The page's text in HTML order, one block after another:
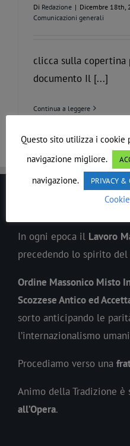
Di Redazione | Dicembre 18th,
Comunicazioni generali
clicca sulla
documento Il [...]
Continua a leggere
In ogni epoca il Lavoro
precedendo lo spirito del
Ordine Massonico Misto
Scozzese Antico ed
sorto anticipando le
l’internazionalismo
Procediamo verso una
Animo della Tradizione è
all’Opera.
Questo sito utilizza i cookie
navigazione migliore.
navigazione.
PRIVACY &